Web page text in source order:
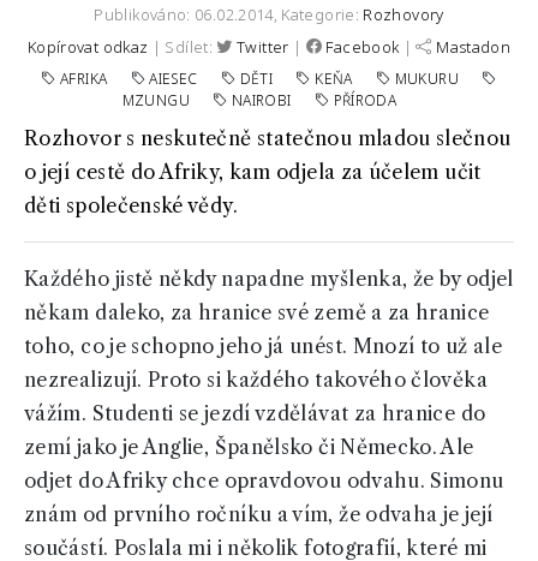
Publikováno: 06.02.2014, Kategorie: Rozhovory
Kopírovat odkaz | Sdílet: Twitter | Facebook | Mastadon
AFRIKA AIESEC DĚTI KEŇA
MUKURU
MZUNGU
NAIROBI PŘÍRODA
Rozhovor s neskutečně statečnou mladou slečnou
o její cestě do Afriky, kam odjela za účelem učit
děti společenské vědy.
Každého jistě někdy napadne myšlenka, že by odjel
někam daleko, za hranice své země a za hranice
toho, co je schopno jeho já unést. Mnozí to už ale
nezrealizují. Proto si každého takového člověka
vážím. Studenti se jezdí vzdělávat za hranice do
zemí jako je Anglie, Španělsko či Německo. Ale
odjet do Afriky chce opravdovou odvahu. Simonu
znám od prvního ročníku a vím, že odvaha je její
součástí. Poslala mi i několik fotografií, které mi